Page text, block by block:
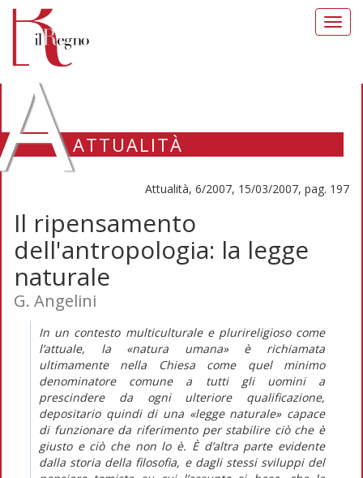
ATTUALITÀ
Attualità, 6/2007, 15/03/2007, pag. 197
Il ripensamento
dell'antropologia: la legge
naturale
G. Angelini
In un contesto multiculturale e plurireligioso come
l’attuale, la «natura umana» è richiamata
ultimamente nella Chiesa come quel minimo
denominatore comune a tutti gli uomini a
prescindere da ogni ulteriore qualificazione,
depositario quindi di una «legge naturale» capace
di funzionare da riferimento per stabilire ciò che è
giusto e ciò che non lo è. È d’altra parte evidente
dalla storia della filosofia, e dagli stessi sviluppi del